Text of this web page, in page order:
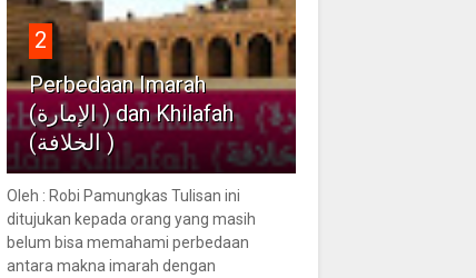
2
Perbedaan Imarah
(الإمارة ) dan Khilafah
(الخلافة )
Oleh : Robi Pamungkas Tulisan ini
ditujukan kepada orang yang masih
belum bisa memahami perbedaan
antara makna imarah dengan